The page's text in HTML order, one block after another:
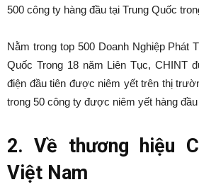
500 công ty hàng đầu tại Trung Quốc
Nằm trong top 500 Doanh Nghiệp Phát
Quốc Trong 18 năm Liên Tục, CHINT
điện đầu tiên được niêm yết trên thị
trong 50 công ty được niêm yết hàng
2. Về thương hiệu
Việt Nam